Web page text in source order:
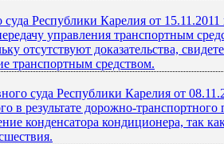
Республики Карелия от
управления транспортным
отсутствуют доказательства,
транспортным средством.
суда Республики Карелия от
в результате дорожно-
конденсатора кондиционера, так